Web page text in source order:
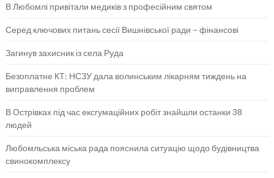
В Любомлі привітали медиків з професійним святом
Серед ключових питань сесії Вишнівської ради – фінансові
Загинув захисник із села Руда
Безоплатне КТ: НСЗУ дала волинським лікарням тиждень на
виправлення проблем
В Острівках під час ексгумаційних робіт знайшли останки 38
людей
Любомльська міська рада пояснила ситуацію щодо будівництва
свинокомплексу